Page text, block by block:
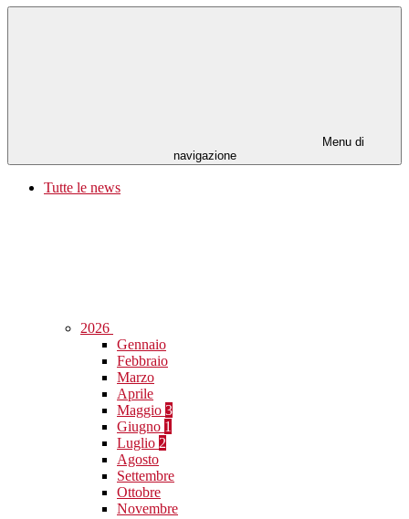
Menu di
navigazione
Tutte le news
2026
Gennaio
Febbraio
Marzo
Aprile
Maggio 3
Giugno 1
Luglio 2
Agosto
Settembre
Ottobre
Novembre